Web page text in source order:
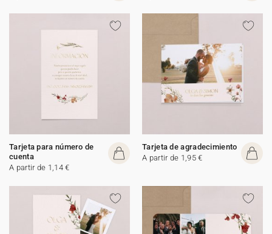
Tarjeta para número de
cuenta
A partir de 1,14 €
Tarjeta de agradecimiento
A partir de 1,95 €